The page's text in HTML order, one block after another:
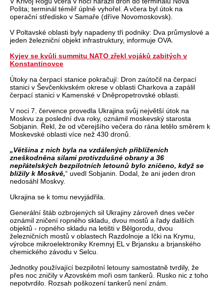
Pošta; terminál téměř úplně vyhořel. A včera byl útok na
operační středisko v Samaře (dříve Novomoskovsk).
V Poltavské oblasti byly napadeny tři podniky: Dva průmyslové a
jeden železniční objekt infrastruktury, informuje OVA.
Kyjev se kvůli summitu NATO zřekl vojáků zabitých v
Konstantinovce
Útoky na čerpací stanice pokračují: Dron zaútočil na čerpací
stanici v Ševčenkivském okrese v oblasti Charkova a zapálil
čerpací stanici v Kamenské v Dněpropetrovské oblasti.
V noci 7. července provedla Ukrajina svůj největší útok na
Moskvu za poslední dva roky, oznámil moskevský starosta
Sobjanin. Řekl, že od včerejšího večera do rána letělo směrem k
Moskevské oblasti více než 430 dronů.
„Většina z nich byla na vzdálených přiblíženích
zneškodněna silami protivzdušné obrany a 36
nepřátelských bezpilotních letounů bylo zničeno, když se
blížily k Moskvě,“ uvedl Sobjanin. Dodal, že ani jeden dron
nedosáhl Moskvy.
Ukrajina se k tomu nevyjádřila.
Generální štáb ozbrojených sil Ukrajiny zároveň dnes večer
oznámil zničení ropného skladu, dvou mostů a řady dalších
objektů - ropného skladu na letišti v Bělgorodu, dvou
železničních mostů v oblastech Razdolnoje a Ički na Krymu,
výrobce mikroelektroniky Kremnyj EL v Brjansku a brjanského
chemického závodu v Selcu.
Jednotky používající bezpilotní letouny samostatně tvrdily, že
přes noc zničily v Azovském moři osm tankerů. Rusko nic z toho
nepotvrdilo. Rozsah poškození tankerů není znám.